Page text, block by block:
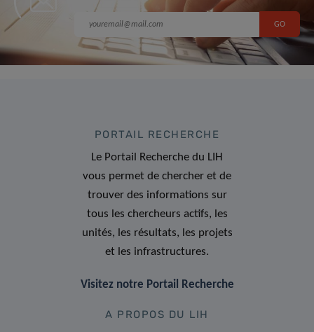
PORTAIL RECHERCHE
Le Portail Recherche du LIH
vous permet de chercher et de
trouver des informations sur
tous les chercheurs actifs, les
unités, les résultats, les projets
et les infrastructures.
Visitez notre Portail Recherche
A PROPOS DU LIH